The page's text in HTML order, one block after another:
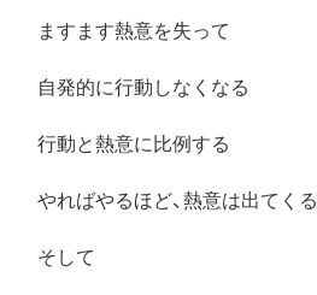
ますます熱意を失って
自発的に行動しなくなる
行動と熱意に比例する
やればやるほど、熱意は出てくる
そして